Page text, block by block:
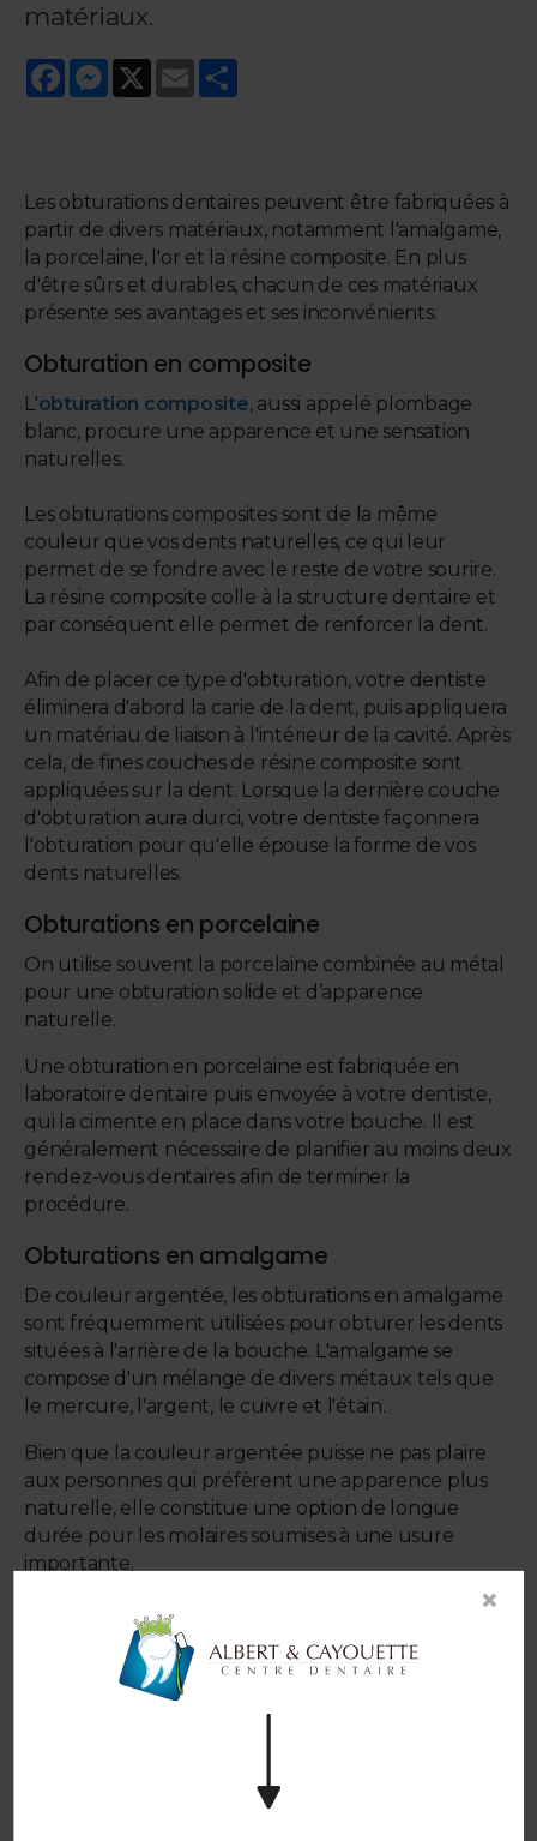
matériaux.
FacebookMessenger
X Email
Les obturations dentaires peuvent être fabriquées à
partir de divers matériaux, notamment l'amalgame,
la porcelaine, l'or et la résine composite. En plus
d'être sûrs et durables, chacun de ces matériaux
présente ses avantages et ses inconvénients.
Obturation en composite
L'obturation composite, aussi appelé plombage
blanc, procure une apparence et une sensation
naturelles.
Les obturations composites sont de la même
couleur que vos dents naturelles, ce qui leur
permet de se fondre avec le reste de votre sourire.
La résine composite colle à la structure dentaire et
par conséquent elle permet de renforcer la dent.
Afin de placer ce type d'obturation, votre dentiste
éliminera d'abord la carie de la dent, puis appliquera
un matériau de liaison à l'intérieur de la cavité. Après
cela, de fines couches de résine composite sont
appliquées sur la dent. Lorsque la dernière couche
d'obturation aura durci, votre dentiste façonnera
l'obturation pour qu'elle épouse la forme de vos
dents naturelles.
Obturations en porcelaine
On utilise souvent la porcelaine combinée au métal
pour une obturation solide et d’apparence
naturelle.
Une obturation en porcelaine est fabriquée en
laboratoire dentaire puis envoyée à votre dentiste,
qui la cimente en place dans votre bouche. Il est
généralement nécessaire de planifier au moins deux
rendez-vous dentaires afin de terminer la
procédure.
Obturations en amalgame
De couleur argentée, les obturations en amalgame
sont fréquemment utilisées pour obturer les dents
situées à l'arrière de la bouche. L'amalgame se
compose d'un mélange de divers métaux tels que
le mercure, l'argent, le cuivre et l'étain.
Bien que la couleur argentée puisse ne pas plaire
aux personnes qui préfèrent une apparence plus
naturelle, elle constitue une option de longue
durée pour les molaires soumises à une usure
importante.
Obturations en or
Afin de créer une obturation en or coulé, un
modèle de votre dent doit être fabriqué. Un
mélange d'or et d'autres métaux, comme l'argent
Tout comme les obturations en porcelaine, ce type
×